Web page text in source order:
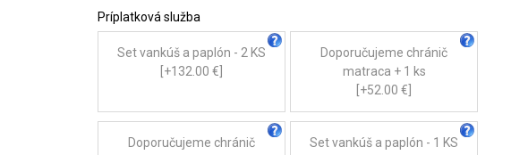
Príplatková služba
Set vankúš a paplón - 2 KS
[+132.00 €]
Doporučujeme chránič
matraca + 1 ks
[+52.00 €]
Doporučujeme chránič
Set vankúš a paplón - 1 KS